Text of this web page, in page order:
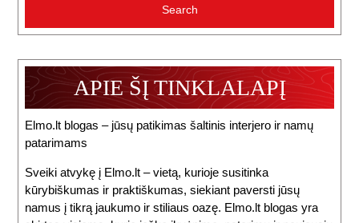
APIE ŠĮ TINKLALAPĮ
Elmo.lt blogas – jūsų patikimas šaltinis interjero ir namų
patarimams
Sveiki atvykę į Elmo.lt – vietą, kurioje susitinka
kūrybiškumas ir praktiškumas, siekiant paversti jūsų
namus į tikrą jaukumo ir stiliaus oazę. Elmo.lt blogas yra